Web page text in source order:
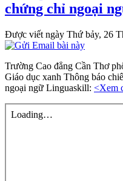
chứng chỉ ngoại
Được viết ngày Thứ bảy, 26
Trường Cao đẳng Cần Thơ
Giáo dục xanh Thông báo
ngoại ngữ Linguaskill: <Xem